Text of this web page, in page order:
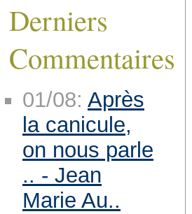
Derniers
Commentaires
01/08: Après
la canicule,
on nous parle
.. - Jean
Marie Au..